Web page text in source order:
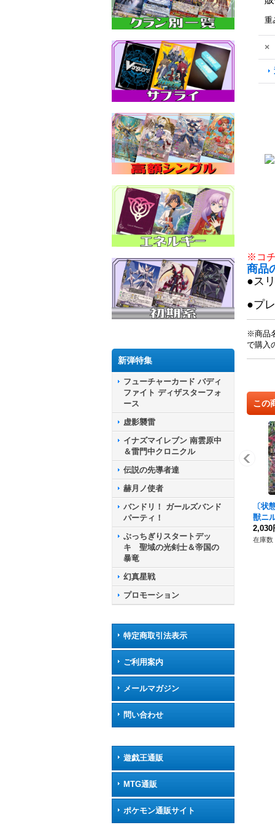
新弾特集
フューチャーカード バディ
ファイト ディザスターフォ
ース
虚影襲雷
イナズマイレブン 南雲原中
＆雷門中クロニクル
伝説の先導者達
赫月ノ使者
バンドリ！ ガールズバンド
パーティ！
ぶっちぎりスタートデッ
キ 聖域の光剣士＆帝国の
暴竜
幻真星戦
プロモーション
特定商取引法表示
ご利用案内
メールマガジン
問い合わせ
遊戯王通販
MTG通販
ポケモン通販サイト
重
×
※コ
商品
●ス
●プ
※商品
で購入
この
〔状
獣ニ
R】
《ス
2,030
在庫数